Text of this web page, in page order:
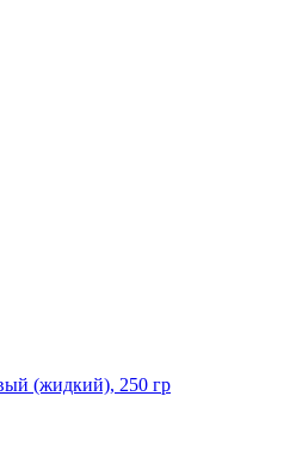
(жидкий), 250 гр